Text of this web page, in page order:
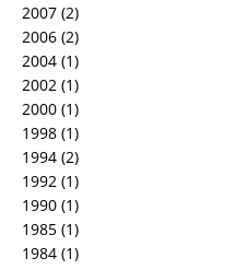
2007 (2)
2006 (2)
2004 (1)
2002 (1)
2000 (1)
1998 (1)
1994 (2)
1992 (1)
1990 (1)
1985 (1)
1984 (1)